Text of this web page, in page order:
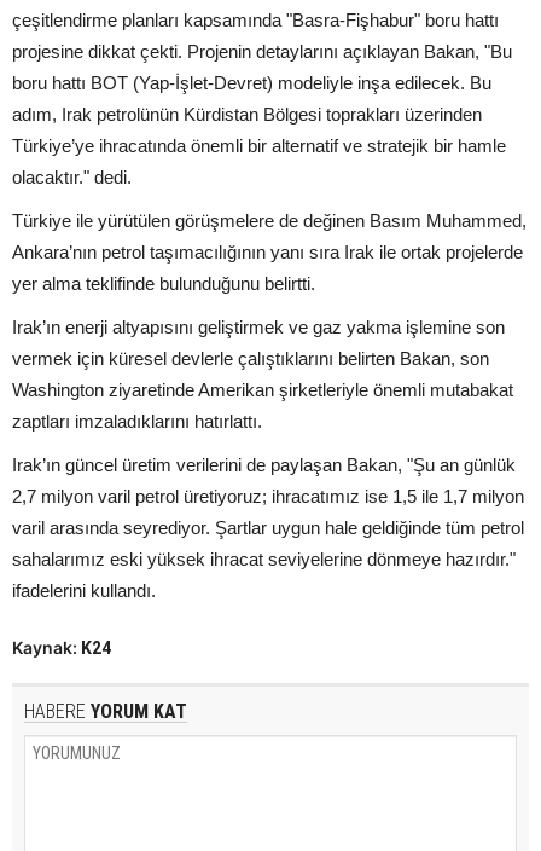
çeşitlendirme planları kapsamında "Basra-Fişhabur" boru hattı
projesine dikkat çekti. Projenin detaylarını açıklayan Bakan, "Bu
boru hattı BOT (Yap-İşlet-Devret) modeliyle inşa edilecek. Bu
adım, Irak petrolünün Kürdistan Bölgesi toprakları üzerinden
Türkiye’ye ihracatında önemli bir alternatif ve stratejik bir hamle
olacaktır." dedi.
Türkiye ile yürütülen görüşmelere de değinen Basım Muhammed,
Ankara’nın petrol taşımacılığının yanı sıra Irak ile ortak projelerde
yer alma teklifinde bulunduğunu belirtti.
Irak’ın enerji altyapısını geliştirmek ve gaz yakma işlemine son
vermek için küresel devlerle çalıştıklarını belirten Bakan, son
Washington ziyaretinde Amerikan şirketleriyle önemli mutabakat
zaptları imzaladıklarını hatırlattı.
Irak’ın güncel üretim verilerini de paylaşan Bakan, "Şu an günlük
2,7 milyon varil petrol üretiyoruz; ihracatımız ise 1,5 ile 1,7 milyon
varil arasında seyrediyor. Şartlar uygun hale geldiğinde tüm petrol
sahalarımız eski yüksek ihracat seviyelerine dönmeye hazırdır."
ifadelerini kullandı.
Kaynak: K24
HABERE YORUM KAT